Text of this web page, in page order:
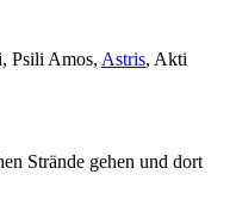
Psili Amos, Astris, Akti
Strände gehen und dort